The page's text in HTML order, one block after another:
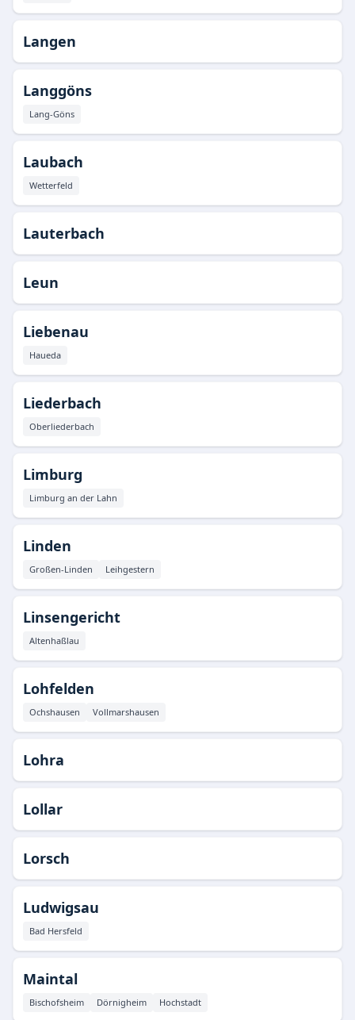
Langen
Langgöns
Lang-Göns
Laubach
Wetterfeld
Lauterbach
Leun
Liebenau
Haueda
Liederbach
Oberliederbach
Limburg
Limburg an der Lahn
Linden
Großen-Linden Leihgestern
Linsengericht
Altenhaßlau
Lohfelden
Ochshausen Vollmarshausen
Lohra
Lollar
Lorsch
Ludwigsau
Bad Hersfeld
Maintal
Bischofsheim Dörnigheim Hochstadt